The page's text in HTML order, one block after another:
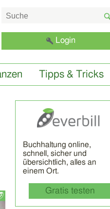
Login
Tipps & Tricks
Buchhaltung online,
schnell, sicher und
übersichtlich, alles an
einem Ort.
Gratis testen